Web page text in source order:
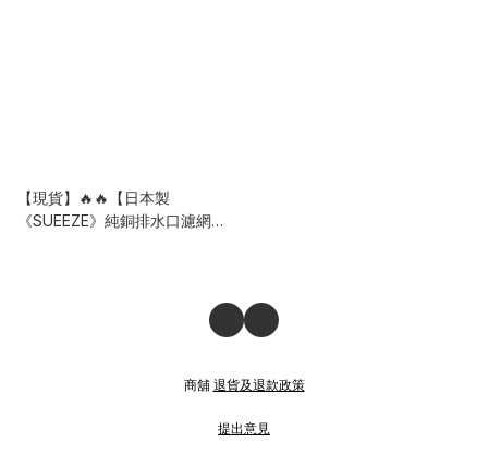
【現貨】🔥🔥【日本製
《SUEEZE》純銅排水口濾網】
商舖 退貨及退款政策
提出意見